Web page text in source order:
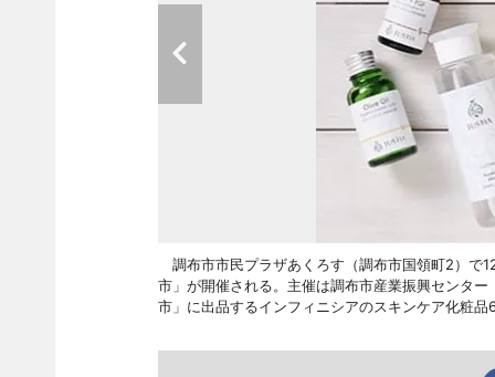
調布市市民プラザあくろす（調布市国領町2）で
市」が開催される。主催は調布市産業振興センタ
市」に出品するインフィニシアのスキンケア化粧品